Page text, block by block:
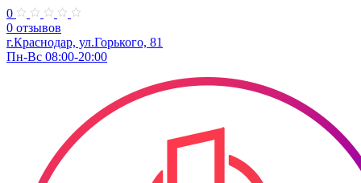
0
0 отзывов
​г.Краснодар, ул.​Горького, 81
Пн-Вс 08:00-20:00